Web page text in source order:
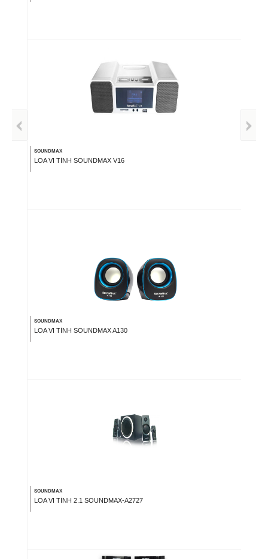
SOUNDMAX
LOA VI TÍNH SOUNDMAX V16
SOUNDMAX
LOA VI TÍNH SOUNDMAX A130
SOUNDMAX
LOA VI TÍNH 2.1 SOUNDMAX-A2727